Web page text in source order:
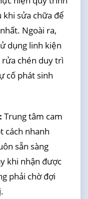
sửa chữa để
Ngoài ra,
dụng linh kiện
chén duy trì
cố phát sinh
Trung tâm cam
cách nhanh
sẵn sàng
khi nhận được
phải chờ đợi